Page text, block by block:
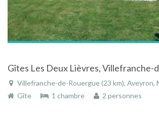
Villefranche-de-Rouergue (23 km), Aveyron,
Gîte
1 chambre 2 personnes